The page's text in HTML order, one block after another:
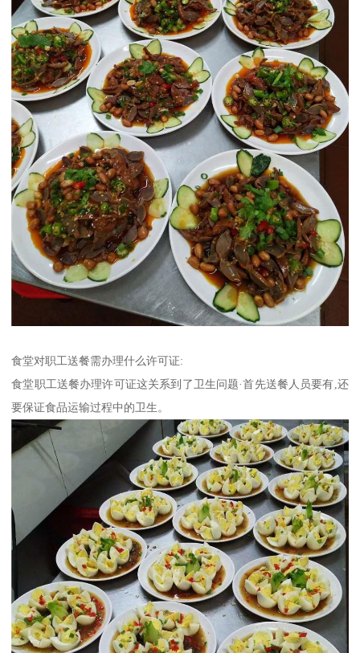
食堂对职工送餐需办理什么许可证:
食堂职工送餐办理许可证这关系到了卫生问题·首先送餐人员要有,还
要保证食品运输过程中的卫生。